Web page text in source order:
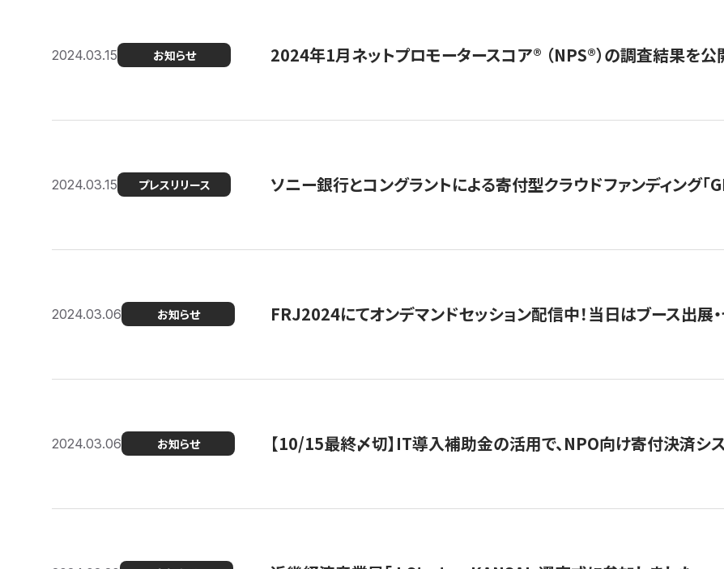
2024.03.15 お知らせ 2024年1月ネットプロモータースコア®︎ （NPS®︎）の調査結果を公
2024.03.15 プレスリリース ソニー銀行とコングラントによる寄付型クラウドファンディング
2024.03.06 お知らせ FRJ2024にてオンデマンドセッション配信中！当日はブース出展
2024.03.06 お知らせ 【10/15最終〆切】IT導入補助金の活用で、NPO向け寄付決済